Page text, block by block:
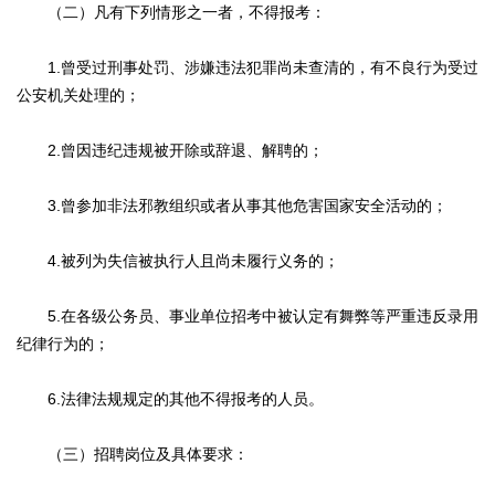
（二）凡有下列情形之一者，不得报考：
1.曾受过刑事处罚、涉嫌违法犯罪尚未查清的，有不良行为受过
公安机关处理的；
2.曾因违纪违规被开除或辞退、解聘的；
3.曾参加非法邪教组织或者从事其他危害国家安全活动的；
4.被列为失信被执行人且尚未履行义务的；
5.在各级公务员、事业单位招考中被认定有舞弊等严重违反录用
纪律行为的；
6.法律法规规定的其他不得报考的人员。
（三）招聘岗位及具体要求：